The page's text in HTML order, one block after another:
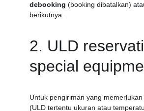
debooking (booking dibatalkan)
berikutnya.
2. ULD
special
Untuk pengiriman yang
(ULD tertentu ukuran atau